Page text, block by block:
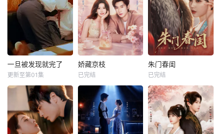
一旦被发现就完了
更新至第01集
娇藏京枝
已完结
朱门春闺
已完结